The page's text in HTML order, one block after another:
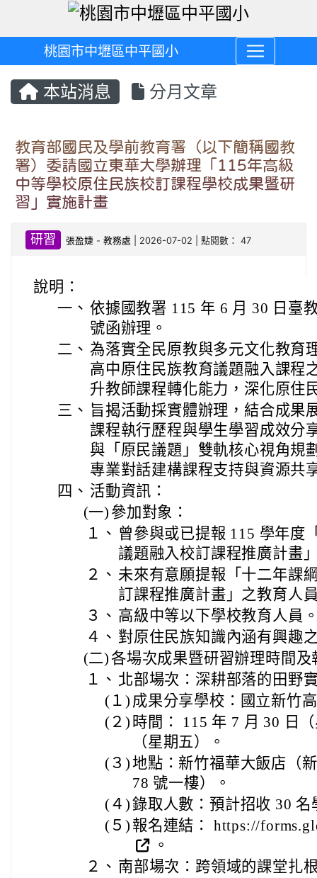
桃園市中壢區中平國小
本站消息 分月文章
教育部國民及學前教育署（以下簡稱國教
署）委請國立東華大學辦理「115年高級
中等學校原住民族校訂課程學校成果暨研
習」實施計畫
研習 張盈婕 -教務處 | 2026-07-02 | 點閱數： 47
說明：
一、 依據國教署 115 年 6 月 30 日臺
號函辦理。
二、 為落實全民原教與多元文化教育
高中原住民族教育議題融入課程
升教師課程轉化能力，深化原住
三、 旨揭活動採實體辦理，結合成果
課程執行歷程與學生學習成效分
與「原民議題」雙軌核心視角規
專業對話建構課程支持與資源共
四、 活動資訊：
(一) 參加對象：
１、 曾參與或已提報 115 學年度
議題融入校訂課程推廣計畫
２、 未來有意願提報「十二年課
訂課程推廣計畫」之教育人
３、 高級中等以下學校教育人員
４、 對原住民族知識內涵有興趣
(二)各場次成果暨研習辦理時間及
１、 北部場次：深耕部落的田野
(１) 成果分享學校：國立新竹
(２) 時間： 115 年 7 月 30 日
（星期五）。
(３)地點：新竹福華大飯店（
78 號一樓）。
(４)錄取人數：預計招收 30
(５) 報名連結： https://
。
２、 南部場次：跨領域的課堂扎